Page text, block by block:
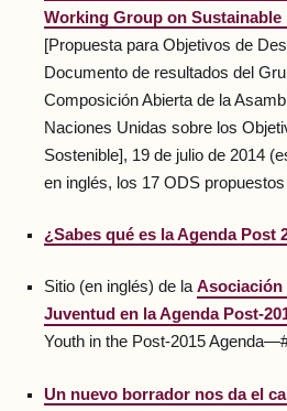
Working Group on Sustainable
[Propuesta para Objetivos de
Documento de resultados del
Composición Abierta de la
Naciones Unidas sobre los
Sostenible], 19 de julio de 2014
en inglés, los 17 ODS
¿Sabes qué es la Agenda Post
Sitio (en inglés) de laAsociación
Juventud en la Agenda Post-
Youth in the Post-2015
Un nuevo borrador nos da el